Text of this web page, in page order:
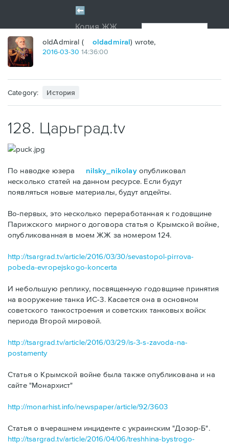
oldAdmiral ( oldadmiral) wrote,
2016-03-30 14:36:00
Category: История
128. Царьград.tv
По наводке юзера nilsky_nikolayопубликовал
несколько статей на данном ресурсе. Если будут
появляться новые материалы, будут апдейты.
Во-первых, это несколько переработанная к годовщине
Парижского мирного договора статья о Крымской войне,
опубликованная в моем ЖЖ за номером 124.
http://tsargrad.tv/article/2016/03/30/sevastopol-pirrova-
pobeda-evropejskogo-koncerta
И небольшую реплику, посвященную годовщине принятия
на вооружение танка ИС-3. Касается она в основном
советского танкостроения и советских танковых войск
периода Второй мировой.
http://tsargrad.tv/article/2016/03/29/is-3-s-zavoda-na-
postamenty
Статья о Крымской войне была также опубликована и на
сайте "Монархист"
http://monarhist.info/newspaper/article/92/3603
Статья о вчерашнем инциденте с украинским "Дозор-Б".
http://tsargrad.tv/article/2016/04/06/treshhina-bystrogo-